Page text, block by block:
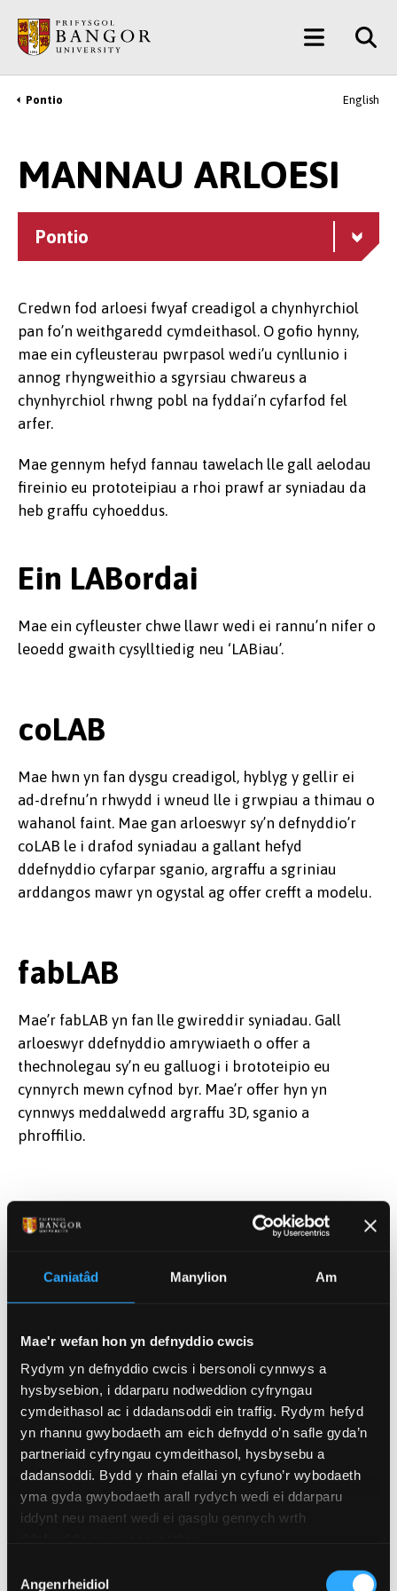
Caniatâd Manylion Am
Mae'r wefan hon yn defnyddio cwcis
Rydym yn defnyddio cwcis i bersonoli cynnwys a
hysbysebion, i ddarparu nodweddion cyfryngau
cymdeithasol ac i ddadansoddi ein traffig. Rydym hefyd
yn rhannu gwybodaeth am eich defnydd o’n safle gyda’n
partneriaid cyfryngau cymdeithasol, hysbysebu a
dadansoddi. Bydd y rhain efallai yn cyfuno’r wybodaeth
yma gyda gwybodaeth arall rydych wedi ei ddarparu
iddynt neu maent wedi ei gasglu gennych wrth
Caniatâd
Angenrheidiol
Prif
Gynnwys
Main
Menu
Breadcrumb
Pontio English
MANNAU ARLOESI
Pontio
Credwn fod arloesi fwyaf creadigol a chynhyrchiol
pan fo’n weithgaredd cymdeithasol. O gofio hynny,
mae ein cyfleusterau pwrpasol wedi’u cynllunio i
annog rhyngweithio a sgyrsiau chwareus a
chynhyrchiol rhwng pobl na fyddai’n cyfarfod fel
arfer.
Mae gennym hefyd fannau tawelach lle gall aelodau
fireinio eu prototeipiau a rhoi prawf ar syniadau da
heb graffu cyhoeddus.
Ein LABordai
Mae ein cyfleuster chwe llawr wedi ei rannu’n nifer o
leoedd gwaith cysylltiedig neu ‘LABiau’.
coLAB
Mae hwn yn fan dysgu creadigol, hyblyg y gellir ei
ad-drefnu’n rhwydd i wneud lle i grwpiau a thimau o
wahanol faint. Mae gan arloeswyr sy’n defnyddio’r
coLAB le i drafod syniadau a gallant hefyd
ddefnyddio cyfarpar sganio, argraffu a sgriniau
arddangos mawr yn ogystal ag offer crefft a modelu.
fabLAB
Mae’r fabLAB yn fan lle gwireddir syniadau. Gall
arloeswyr ddefnyddio amrywiaeth o offer a
thechnolegau sy’n eu galluogi i brototeipio eu
cynnyrch mewn cyfnod byr. Mae’r offer hyn yn
cynnwys meddalwedd argraffu 3D, sganio a
phroffilio.
hackLAB
caledwedd a meddalwedd ffynhonnell agored i
i newidiadau yn yr amgylchedd. Mae’n fan lle caiff
mediaLAB
Mae’r mediaLAB yn canolbwyntio ar ddatblygu
deunydd marchnata o ansawdd i gynnyrch a
gwasanaethau ein harloeswyr. Mae’n gartref i
a dylunio graffig.